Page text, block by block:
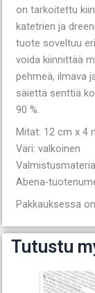
on tarkoitettu
katetrien ja
tuote soveltuu
voida kiinnittää
pehmeä, ilmava
säiettä senttiä
90 %.
Mitat: 12 cm x 4
Väri: valkoinen
Abena-
Pakkauksessa
Tutustu